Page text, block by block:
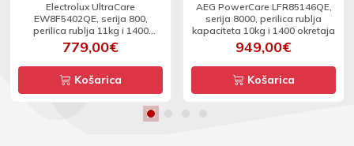
Electrolux UltraCare
EW8F5402QE, serija 800,
perilica rublja 11kg i 1400
okretaja
779,00€
Košarica
AEG PowerCare LFR85146QE,
serija 8000, perilica rublja
kapaciteta 10kg i 1400 okretaja
949,00€
Košarica